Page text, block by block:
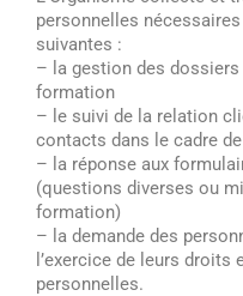
personnelles
suivantes :
– la gestion des
formation
– le suivi de la relation
contacts dans le cadre
– la réponse aux
(questions diverses ou
formation)
– la demande des
l’exercice de leurs droits
personnelles.